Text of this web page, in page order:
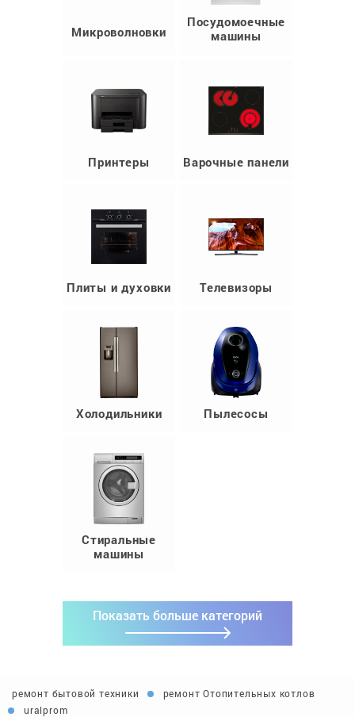
Микроволновки
Посудомоечные
машины
Принтеры Варочные панели
Плиты и духовки Телевизоры
Холодильники Пылесосы
Стиральные
машины
Показать больше категорий
ремонт бытовой техники
ремонт Отопительных котлов
uralprom